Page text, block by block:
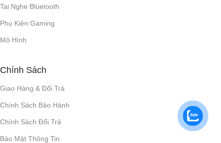
Tai Nghe Bluetooth
Phụ Kiện Gaming
Mô Hình
Chính Sách
Giao Hàng & Đổi Trả
Chính Sách Bảo Hành
Chính Sách Đổi Trả
Bảo Mật Thông Tin